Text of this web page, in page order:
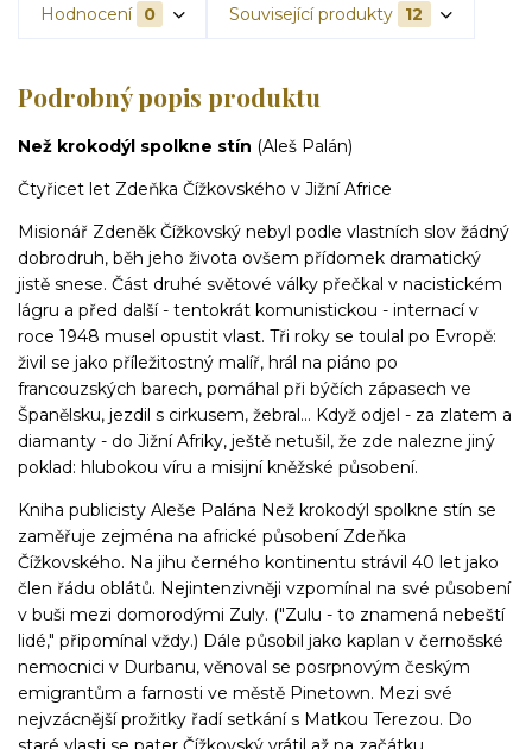
Hodnocení 0 Související produkty 12
Podrobný popis produktu
Než krokodýl spolkne stín (Aleš Palán)
Čtyřicet let Zdeňka Čížkovského v Jižní Africe
Misionář Zdeněk Čížkovský nebyl podle vlastních slov žádný
dobrodruh, běh jeho života ovšem přídomek dramatický
jistě snese. Část druhé světové války přečkal v nacistickém
lágru a před další - tentokrát komunistickou - internací v
roce 1948 musel opustit vlast. Tři roky se toulal po Evropě:
živil se jako příležitostný malíř, hrál na piáno po
francouzských barech, pomáhal při býčích zápasech ve
Španělsku, jezdil s cirkusem, žebral... Když odjel - za zlatem a
diamanty - do Jižní Afriky, ještě netušil, že zde nalezne jiný
poklad: hlubokou víru a misijní kněžské působení.
Kniha publicisty Aleše Palána Než krokodýl spolkne stín se
zaměřuje zejména na africké působení Zdeňka
Čížkovského. Na jihu černého kontinentu strávil 40 let jako
člen řádu oblátů. Nejintenzivněji vzpomínal na své působení
v buši mezi domorodými Zuly. ("Zulu - to znamená nebeští
lidé," připomínal vždy.) Dále působil jako kaplan v černošské
nemocnici v Durbanu, věnoval se posrpnovým českým
emigrantům a farnosti ve městě Pinetown. Mezi své
nejvzácnější prožitky řadí setkání s Matkou Terezou. Do